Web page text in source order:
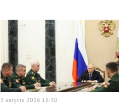
5 августа 2026 16:30